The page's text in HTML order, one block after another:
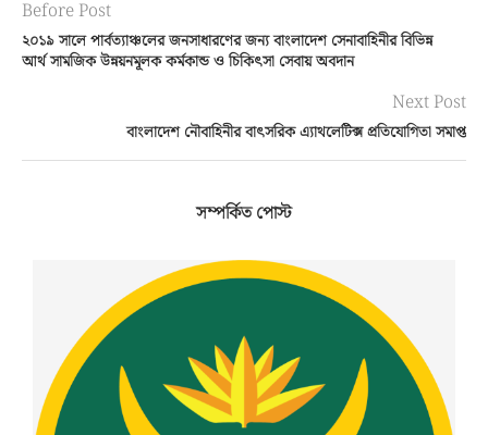
Before Post
২০১৯ সালে পার্বত্যাঞ্চলের জনসাধারণের জন্য বাংলাদেশ সেনাবাহিনীর বিভিন্ন
আর্থ সামজিক উন্নয়নমূলক কর্মকান্ড ও চিকিৎসা সেবায় অবদান
Next Post
বাংলাদেশ নৌবাহিনীর বাৎসরিক এ্যাথলেটিক্স প্রতিযোগিতা সমাপ্ত
সম্পর্কিত পোস্ট